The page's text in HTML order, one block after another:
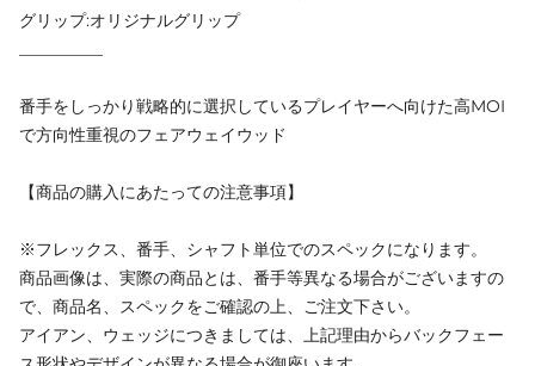
グリップ:オリジナルグリップ
番手をしっかり戦略的に選択しているプレイヤーへ向けた高MOI
で方向性重視のフェアウェイウッド
【商品の購入にあたっての注意事項】
※フレックス、番手、シャフト単位でのスペックになります。
商品画像は、実際の商品とは、番手等異なる場合がございますの
で、商品名、スペックをご確認の上、ご注文下さい。
アイアン、ウェッジにつきましては、上記理由からバックフェー